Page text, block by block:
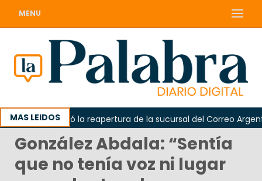
MENU
MAS LEIDOS
reclamó la reapertura de la sucursal del Correo Argentino en
González Abdala: “Sentía
que no tenía voz ni lugar